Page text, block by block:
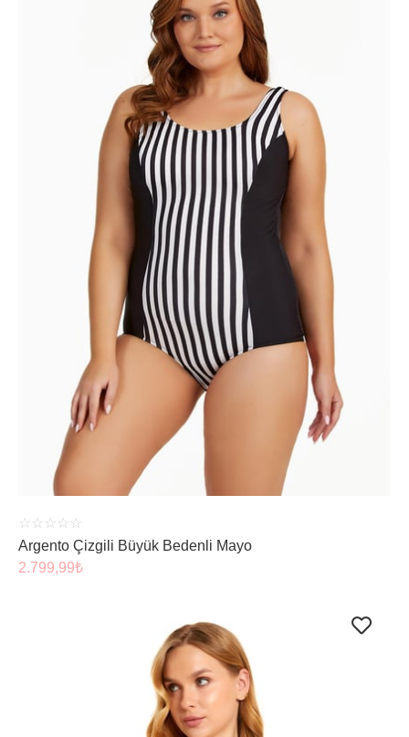
ÜRÜNÜ İNCELE
☆ ☆ ☆ ☆ ☆
Argento Çizgili Büyük Bedenli Mayo
2.799,99₺